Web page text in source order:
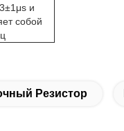
и
собой
Резистор